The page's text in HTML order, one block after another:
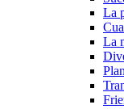
La
La